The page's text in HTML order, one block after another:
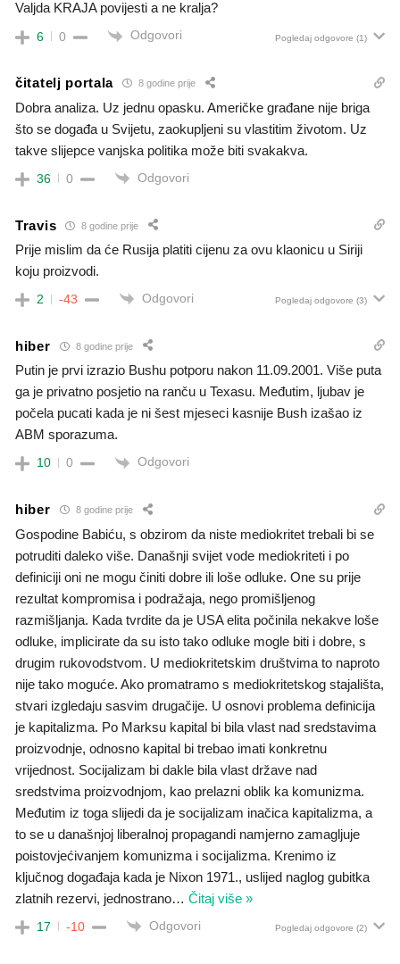
Valjda KRAJA povijesti a ne kralja?
6 0 Odgovori Pogledaj odgovore (1)
čitatelj portala 8 godine prije
Dobra analiza. Uz jednu opasku. Američke građane nije briga
što se događa u Svijetu, zaokupljeni su vlastitim životom. Uz
takve slijepce vanjska politika može biti svakakva.
36 0 Odgovori
Travis 8 godine prije
Prije mislim da će Rusija platiti cijenu za ovu klaonicu u Siriji
koju proizvodi.
2 -43 Odgovori Pogledaj odgovore (3)
hiber 8 godine prije
Putin je prvi izrazio Bushu potporu nakon 11.09.2001. Više puta
ga je privatno posjetio na ranču u Texasu. Međutim, ljubav je
počela pucati kada je ni šest mjeseci kasnije Bush izašao iz
ABM sporazuma.
10 0 Odgovori
hiber 8 godine prije
Gospodine Babiću, s obzirom da niste mediokritet trebali bi se
potruditi daleko više. Današnji svijet vode mediokriteti i po
definiciji oni ne mogu činiti dobre ili loše odluke. One su prije
rezultat kompromisa i podražaja, nego promišljenog
razmišljanja. Kada tvrdite da je USA elita počinila nekakve loše
odluke, implicirate da su isto tako odluke mogle biti i dobre, s
drugim rukovodstvom. U mediokritetskim društvima to naproto
nije tako moguće. Ako promatramo s mediokritetskog stajališta,
stvari izgledaju sasvim drugačije. U osnovi problema definicija
je kapitalizma. Po Marksu kapital bi bila vlast nad sredstavima
proizvodnje, odnosno kapital bi trebao imati konkretnu
vrijednost. Socijalizam bi dakle bila vlast države nad
sredstvima proizvodnjom, kao prelazni oblik ka komunizma.
Međutim iz toga slijedi da je socijalizam inačica kapitalizma, a
to se u današnjoj liberalnoj propagandi namjerno zamagljuje
poistovjećivanjem komunizma i socijalizma. Krenimo iz
ključnog događaja kada je Nixon 1971., uslijed naglog gubitka
zlatnih rezervi, jednostrano… Čitaj više »
17 -10 Odgovori Pogledaj odgovore (2)